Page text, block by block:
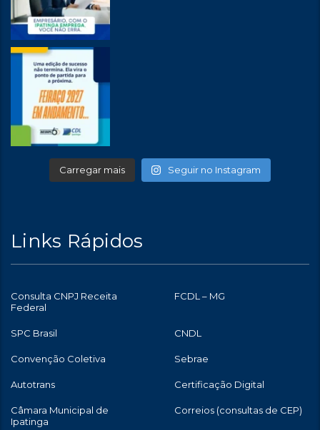
Carregar mais Seguir no Instagram
Links Rápidos
Consulta CNPJ Receita
Federal
FCDL – MG
SPC Brasil CNDL
Convenção Coletiva Sebrae
Autotrans Certificação Digital
Câmara Municipal de
Ipatinga
Correios (consultas de CEP)